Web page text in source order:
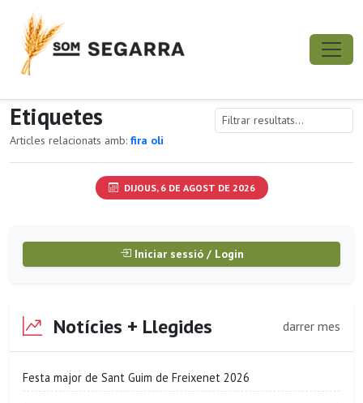
Etiquetes
Articles relacionats amb: fira oli
DIJOUS, 6 DE AGOST DE 2026
Iniciar sessió / Login
Notícies + Llegides darrer mes
Festa major de Sant Guim de Freixenet 2026